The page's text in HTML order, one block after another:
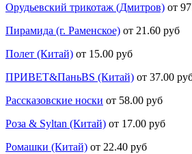
Орудьевский трикотаж (Дмитров) от
Пирамида (г. Раменское) от 21.60 руб
Полет (Китай) от 15.00 руб
ПРИВЕТ&ПаньBS (Китай) от 37.00
Рассказовские носки от 58.00 руб
Роза & Syltan (Китай) от 17.00 руб
Ромашки (Китай) от 22.40 руб